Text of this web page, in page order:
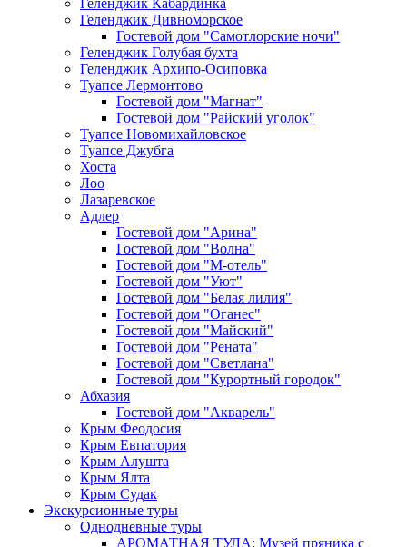
Геленджик Кабардинка
Геленджик Дивноморское
Гостевой дом "Самотлорские ночи"
Геленджик Голубая бухта
Геленджик Архипо-Осиповка
Туапсе Лермонтово
Гостевой дом "Магнат"
Гостевой дом "Райский уголок"
Туапсе Новомихайловское
Туапсе Джубга
Хоста
Лоо
Лазаревское
Адлер
Гостевой дом "Арина"
Гостевой дом "Волна"
Гостевой дом "М-отель"
Гостевой дом "Уют"
Гостевой дом "Белая лилия"
Гостевой дом "Оганес"
Гостевой дом "Майский"
Гостевой дом "Рената"
Гостевой дом "Светлана"
Гостевой дом "Курортный городок"
Абхазия
Гостевой дом "Акварель"
Крым Феодосия
Крым Евпатория
Крым Алушта
Крым Ялта
Крым Судак
Экскурсионные туры
Однодневные туры
АРОМАТНАЯ ТУЛА: Музей пряника с